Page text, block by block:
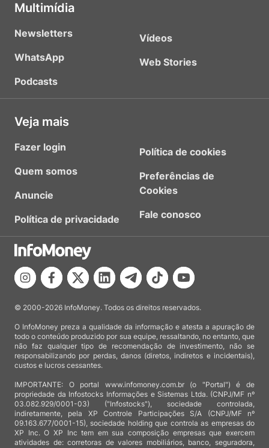
Multimídia
Newsletters
WhatsApp
Podcasts
Vídeos
Web Stories
Veja mais
Fazer login
Quem somos
Anuncie
Política de privacidade
Política de cookies
Preferências de
Cookies
Fale conosco
© 2000-2026 InfoMoney. Todos os direitos reservados.
O InfoMoney preza a qualidade da informação e atesta a apuração de
todo o conteúdo produzido por sua equipe, ressaltando, no entanto, que
não faz qualquer tipo de recomendação de investimento, não se
responsabilizando por perdas, danos (diretos, indiretos e incidentais),
custos e lucros cessantes.
IMPORTANTE: O portal www.infomoney.com.br (o "Portal") é de
propriedade da Infostocks Informações e Sistemas Ltda. (CNPJ/MF nº
03.082.929/0001-03) ("Infostocks"), sociedade controlada,
indiretamente, pela XP Controle Participações S/A (CNPJ/MF nº
09.163.677/0001-15), sociedade holding que controla as empresas do
XP Inc. O XP Inc tem em sua composição empresas que exercem
atividades de: corretoras de valores mobiliários, banco, seguradora,